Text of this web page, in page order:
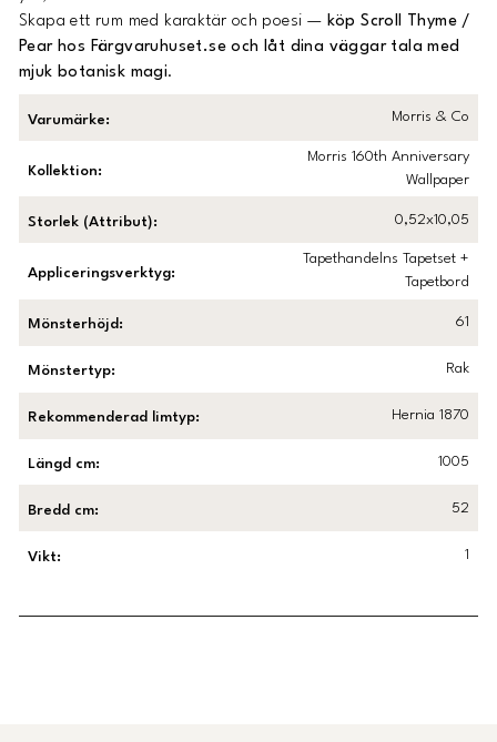
Skapa ett rum med karaktär och poesi — köp Scroll Thyme /
Pear hos Färgvaruhuset.se och låt dina väggar tala med
mjuk botanisk magi.
Varumärke: Morris & Co
Kollektion:
Morris 160th Anniversary
Wallpaper
Storlek (Attribut): 0,52x10,05
Appliceringsverktyg:
Tapethandelns Tapetset +
Tapetbord
Mönsterhöjd : 61
Mönstertyp: Rak
Rekommenderad limtyp: Hernia 1870
Längd cm: 1005
Bredd cm: 52
Vikt: 1